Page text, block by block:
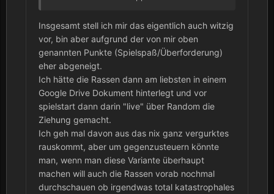
Insgesamt stell ich mir das eigentlich auch witzig
vor, bin aber aufgrund der von mir oben
genannten Punkte (Spielspaß/Überforderung)
eher abgeneigt.
Ich hätte die Rassen dann am liebsten in einem
Google Drive Dokument hinterlegt und vor
spielstart dann darin "live" über Random die
Ziehung gemacht.
Ich geh mal davon aus das nix ganz vergurktes
rauskommt, aber um gegenzusteuern könnte
man, wenn man diese Variante überhaupt
machen will auch die Rassen vorab nochmal
durchschauen ob irgendwas total katastrophales